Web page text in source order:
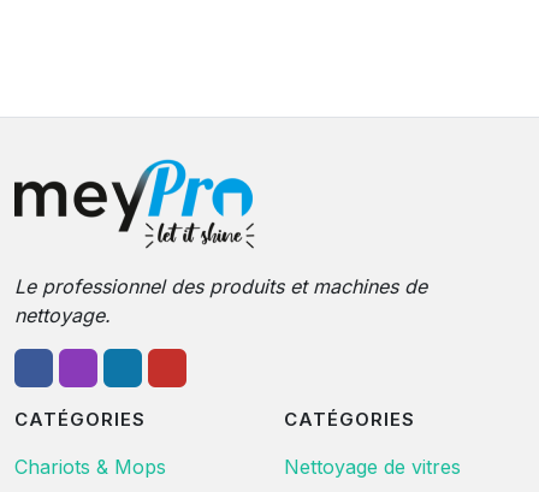
Le professionnel des produits et machines de
nettoyage.
CATÉGORIES
Chariots & Mops
CATÉGORIES
Nettoyage de vitres